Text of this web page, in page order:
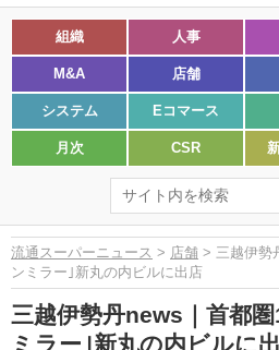
組織 人事
M&A 店舗
システム Eコマース
月次 CSR
流通スーパーニュース > 店舗 > 三越伊勢
ンミラー｣新丸の内ビルに出店
三越伊勢丹news｜首都
ミラー｣新丸の内ビルに